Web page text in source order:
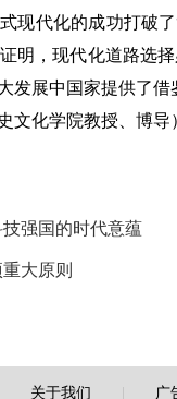
现代化的成功打破
明，现代化道路选
发展中国家提供了借
文化学院教授、博导
强国的时代意蕴
大原则
关于我们 广